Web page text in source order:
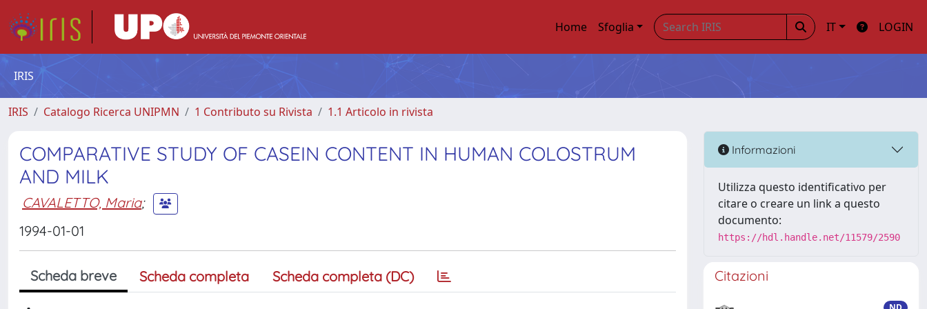
Home Sfoglia IT LOGIN
IRIS
IRIS Catalogo Ricerca UNIPMN 1 Contributo su Rivista 1.1 Articolo in rivista
COMPARATIVE STUDY OF CASEIN CONTENT IN HUMAN COLOSTRUM
AND MILK
CAVALETTO, Maria;
1994-01-01
Scheda breve Scheda completa Scheda completa (DC)
Informazioni
Utilizza questo identificativo per
citare o creare un link a questo
documento:
https://hdl.handle.net/11579/2590
Citazioni